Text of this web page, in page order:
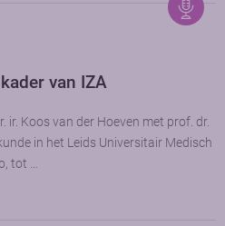
van IZA
ir. Koos van der Hoeven met prof. dr.
in het Leids Universitair Medisch
tot …